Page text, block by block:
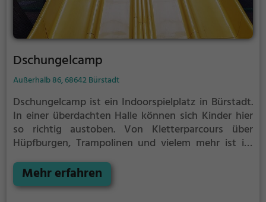
Dschungelcamp
Außerhalb 86, 68642 Bürstadt
Dschungelcamp ist ein Indoorspielplatz in Bürstadt.
In einer überdachten Halle können sich Kinder hier
so richtig austoben. Von Kletterparcours über
Hüpfburgen, Trampolinen und vielem mehr ist im
Indoorspielplätze bzw. Hallenspielplätze sind ein
tolles Ausflugsziel für schlechtes Wetter, denn in der
Mehr erfahren